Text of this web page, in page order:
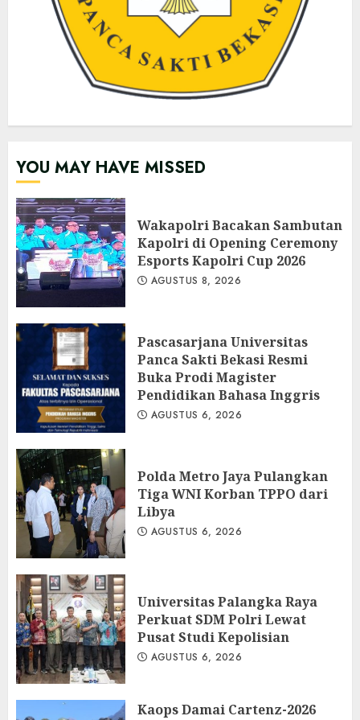
YOU MAY HAVE MISSED
Wakapolri Bacakan Sambutan
Kapolri di Opening Ceremony
Esports Kapolri Cup 2026
AGUSTUS 8, 2026
Pascasarjana Universitas
Panca Sakti Bekasi Resmi
Buka Prodi Magister
Pendidikan Bahasa Inggris
AGUSTUS 6, 2026
Polda Metro Jaya Pulangkan
Tiga WNI Korban TPPO dari
Libya
AGUSTUS 6, 2026
Universitas Palangka Raya
Perkuat SDM Polri Lewat
Pusat Studi Kepolisian
AGUSTUS 6, 2026
Kaops Damai Cartenz-2026